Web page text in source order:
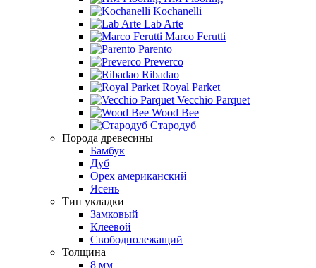
Kochanelli
Lab Arte
Marco Ferutti
Parento
Preverco
Ribadao
Royal Parket
Vecchio Parquet
Wood Bee
Стародуб
Порода древесины
Бамбук
Дуб
Орех американский
Ясень
Тип укладки
Замковый
Клеевой
Свободнолежащий
Толщина
8 мм